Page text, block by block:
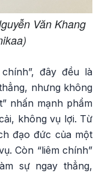
Văn Khang
đây đều là
nhưng không
nhấn mạnh phẩm
không vụ lợi. Từ
đạo đức của một
Còn “liêm chính”
sự ngay thẳng,